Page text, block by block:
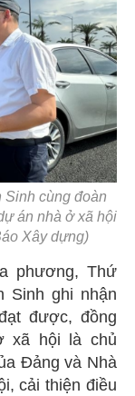
cùng đoàn
án nhà ở xã hội
Xây dựng)
phương, Thứ
Sinh ghi nhận
được, đồng
xã hội là chủ
Đảng và Nhà
cải thiện điều